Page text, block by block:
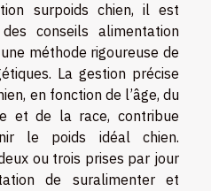
surpoids chien, il est
conseils alimentation
méthode rigoureuse de
La gestion précise
en fonction de l’âge, du
et de la race, contribue
le poids idéal chien.
ou trois prises par jour
de suralimenter et